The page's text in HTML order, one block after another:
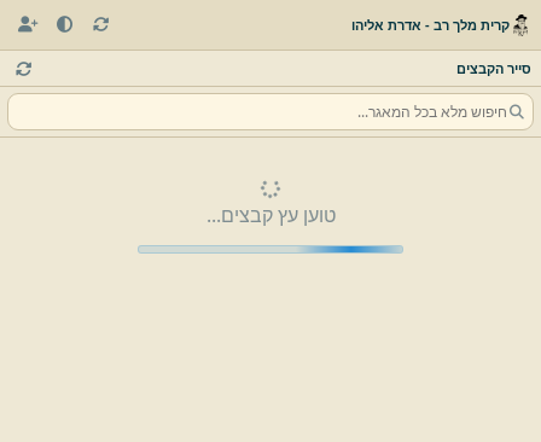
קרית מלך רב - אדרת אליהו
סייר הקבצים
טוען עץ קבצים...